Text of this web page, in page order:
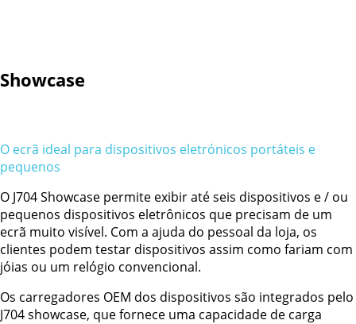
Showcase
O ecrã ideal para dispositivos eletrónicos portáteis e
pequenos
O J704 Showcase permite exibir até seis dispositivos e / ou
pequenos dispositivos eletrônicos que precisam de um
ecrã muito visível. Com a ajuda do pessoal da loja, os
clientes podem testar dispositivos assim como fariam com
jóias ou um relógio convencional.
Os carregadores OEM dos dispositivos são integrados pelo
J704 showcase, que fornece uma capacidade de carga